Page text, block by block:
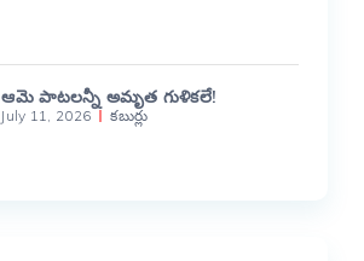
ఆమె పాటలన్నీ అమృత గుళికలే!
July 11, 2026 కబుర్లు